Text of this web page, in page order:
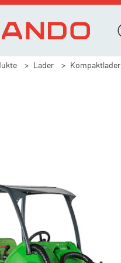
Lader Kompaktlader